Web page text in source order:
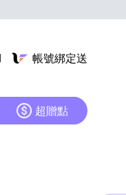
帳號綁定送
超贈點